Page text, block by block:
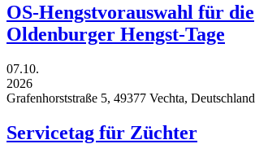
OS-Hengstvorauswahl für die
Oldenburger Hengst-Tage
07.10.
2026
Grafenhorststraße 5, 49377 Vechta, Deutschland
Servicetag für Züchter